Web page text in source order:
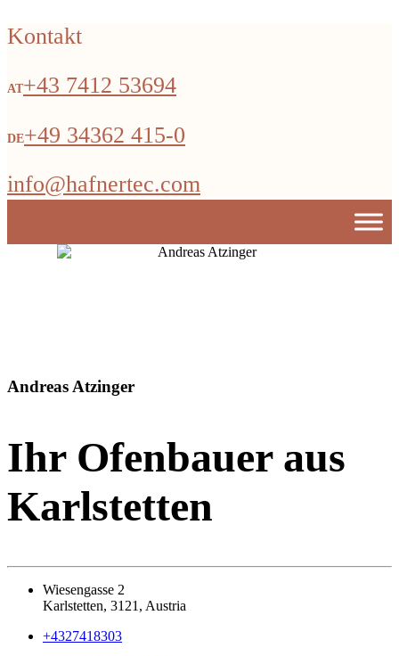
Kontakt
+43 7412 53694
+49 34362 415-0
info@hafnertec.com
Andreas Atzinger
Ihr Ofenbauer aus
Karlstetten
Wiesengasse 2
Karlstetten, 3121, Austria
+4327418303